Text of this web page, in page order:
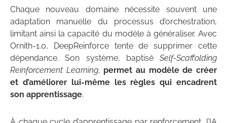
Chaque nouveau domaine nécessite souvent une
adaptation manuelle du processus d’orchestration,
limitant ainsi la capacité du modèle à généraliser. Avec
Ornith-1.0, DeepReinforce tente de supprimer cette
dépendance. Son système, baptisé Self-Scaffolding
Reinforcement Learning, permet au modèle de créer
et d’améliorer lui-même les règles qui encadrent
son apprentissage.